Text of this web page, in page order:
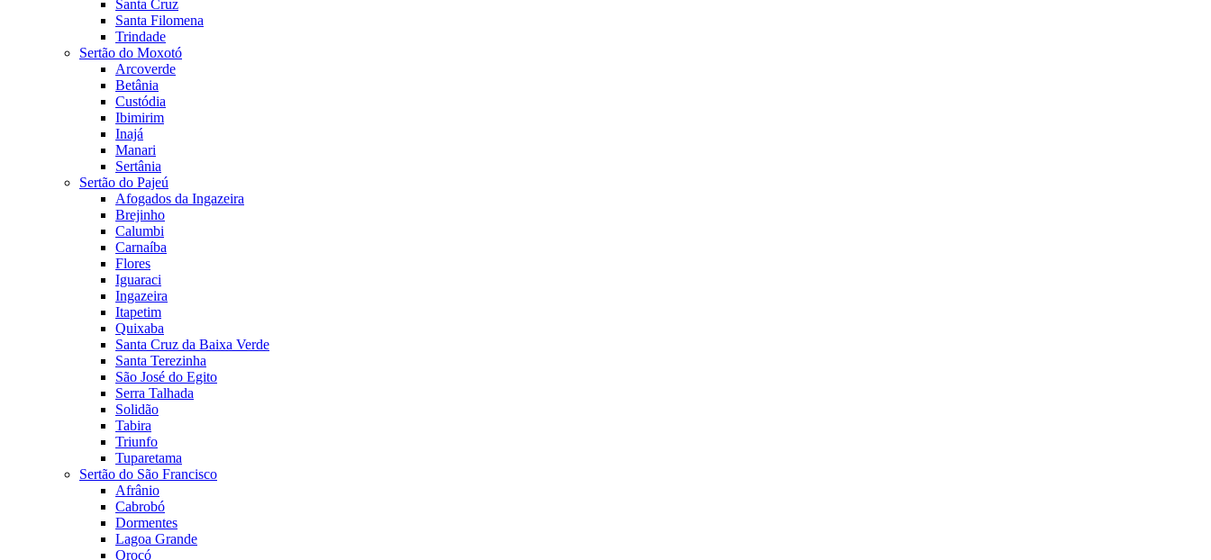
Santa Cruz
Santa Filomena
Trindade
Sertão do Moxotó
Arcoverde
Betânia
Custódia
Ibimirim
Inajá
Manari
Sertânia
Sertão do Pajeú
Afogados da Ingazeira
Brejinho
Calumbi
Carnaíba
Flores
Iguaraci
Ingazeira
Itapetim
Quixaba
Santa Cruz da Baixa Verde
Santa Terezinha
São José do Egito
Serra Talhada
Solidão
Tabira
Triunfo
Tuparetama
Sertão do São Francisco
Afrânio
Cabrobó
Dormentes
Lagoa Grande
Orocó